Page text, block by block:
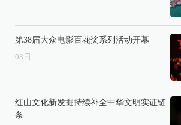
第38届大众电影百花奖系列活动开幕
08 日
红山文化新发掘持续补全中华文明实证链
条